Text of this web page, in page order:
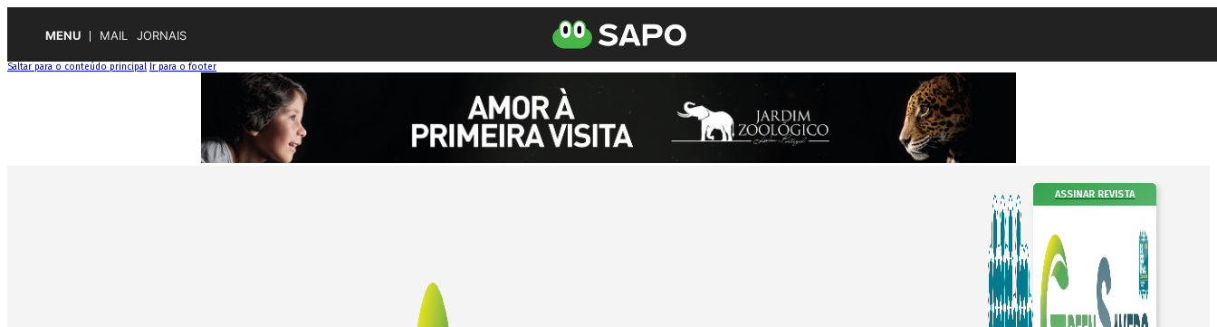
MENU MAIL JORNAIS
Saltar para o conteúdo principal Ir para o footer
ASSINAR REVISTA